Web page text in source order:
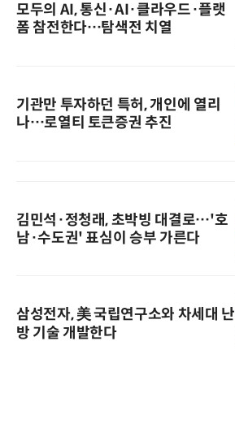
모두의 AI, 통신·AI·클라우드·플랫
폼 참전한다…탐색전 치열
기관만 투자하던 특허, 개인에 열리
나…로열티 토큰증권 추진
김민석·정청래, 초박빙 대결로…'호
남·수도권' 표심이 승부 가른다
삼성전자, 美 국립연구소와 차세대 난
방 기술 개발한다